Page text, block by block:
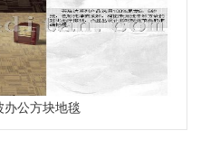
办公方块地毯
列